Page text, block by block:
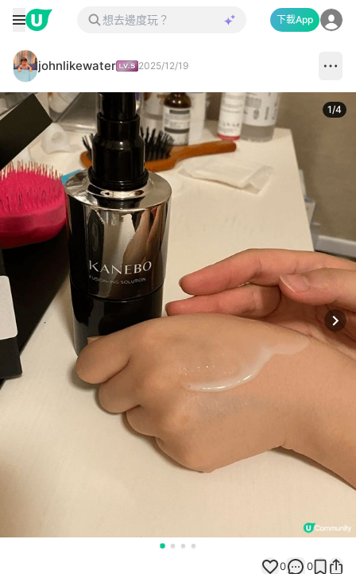
下載App
johnlikewater 2025/12/19
1/4
0 0